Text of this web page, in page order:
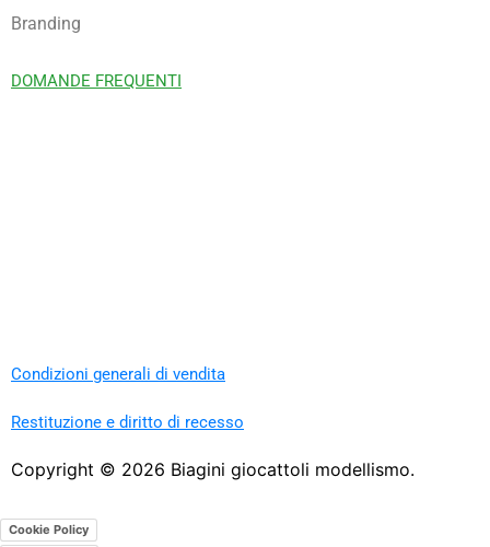
Branding
DOMANDE FREQUENTI
Condizioni generali di vendita
Restituzione e diritto di recesso
Copyright © 2026 Biagini giocattoli modellismo.
Cookie Policy